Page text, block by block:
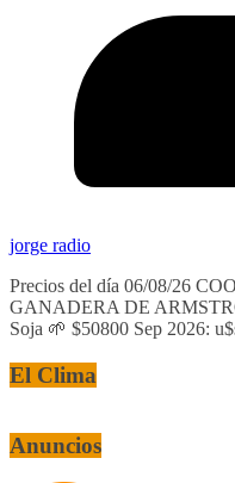
jorge radio
Precios del día 06/08/26
GANADERA DE
Soja 🌱 $50800 Sep 2026:
El Clima
Anuncios